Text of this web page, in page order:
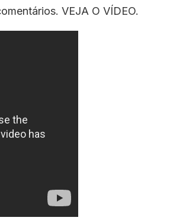
VEJA O VÍDEO.